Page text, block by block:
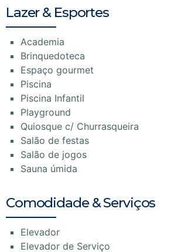
Lazer & Esportes
Academia
Brinquedoteca
Espaço gourmet
Piscina
Piscina Infantil
Playground
Quiosque c/ Churrasqueira
Salão de festas
Salão de jogos
Sauna úmida
Comodidade & Serviços
Elevador
Elevador de Serviço